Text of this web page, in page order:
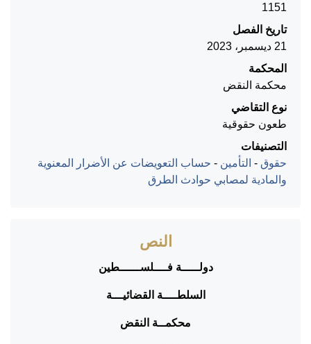
1151
تاريخ الفصل
21 ديسمبر، 2023
المحكمة
محكمة النقض
نوع التقاضي
طعون حقوقية
التصنيفات
حقوق - التأمين - حساب التعويضات عن الأضرار المعنوية
والمادية لمصابي حوادث الطرق
النص
دولـــــة فــــلســــــطين
السلطــــة القضائيـــة
محكمــة النقض